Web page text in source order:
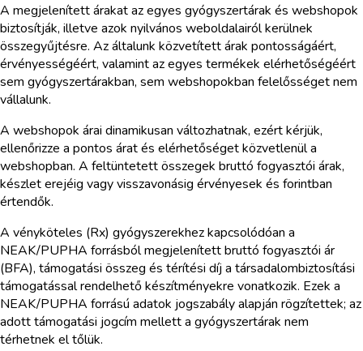
A megjelenített árakat az egyes gyógyszertárak és webshopok
biztosítják, illetve azok nyilvános weboldalairól kerülnek
összegyűjtésre. Az általunk közvetített árak pontosságáért,
érvényességéért, valamint az egyes termékek elérhetőségéért
sem gyógyszertárakban, sem webshopokban felelősséget nem
vállalunk.
A webshopok árai dinamikusan változhatnak, ezért kérjük,
ellenőrizze a pontos árat és elérhetőséget közvetlenül a
webshopban. A feltüntetett összegek bruttó fogyasztói árak,
készlet erejéig vagy visszavonásig érvényesek és forintban
értendők.
A vényköteles (Rx) gyógyszerekhez kapcsolódóan a
NEAK/PUPHA forrásból megjelenített bruttó fogyasztói ár
(BFA), támogatási összeg és térítési díj a társadalombiztosítási
támogatással rendelhető készítményekre vonatkozik. Ezek a
NEAK/PUPHA forrású adatok jogszabály alapján rögzítettek; az
adott támogatási jogcím mellett a gyógyszertárak nem
térhetnek el tőlük.